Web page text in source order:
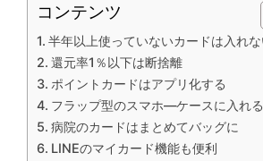
コンテンツ
半年以上使っていないカードは入れ
還元率1％以下は断捨離
ポイントカードはアプリ化する
フラップ型のスマホ―ケースに入れる
病院のカードはまとめてバッグに
LINEのマイカード機能も便利